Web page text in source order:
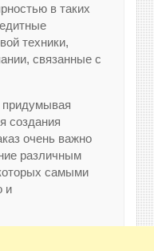
в таких
техники,
связанные с
придумывая
создания
очень важно
различным
самыми
и